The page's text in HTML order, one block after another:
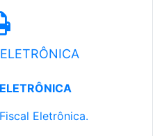
Eletrônica.